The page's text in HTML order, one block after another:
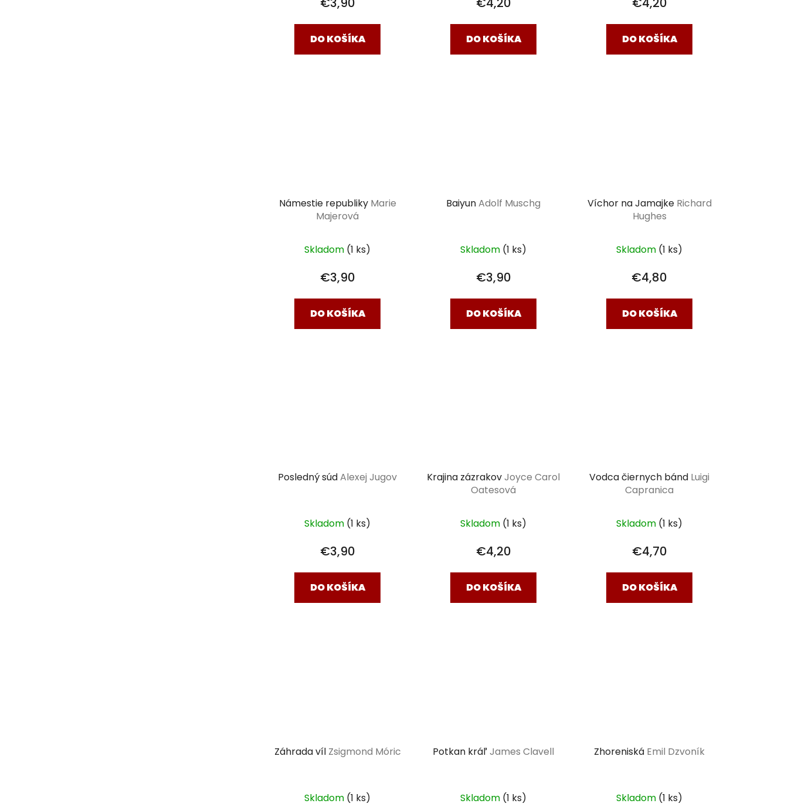
DO KOŠÍKA DO KOŠÍKA DO KOŠÍKA
Námestie republiky Marie
Majerová
Skladom (1 ks)
€3,90
DO KOŠÍKA
BaiyunAdolf Muschg
Skladom (1 ks)
€3,90
DO KOŠÍKA
Víchor na Jamajke Richard
Hughes
Skladom (1 ks)
€4,80
DO KOŠÍKA
Posledný súdAlexej Jugov
Skladom (1 ks)
€3,90
DO KOŠÍKA
Krajina zázrakovJoyce Carol
Oatesová
Skladom (1 ks)
€4,20
DO KOŠÍKA
Vodca čiernych bánd Luigi
Capranica
Skladom (1 ks)
€4,70
DO KOŠÍKA
Záhrada víl Zsigmond Móric
Skladom (1 ks)
Potkan kráľJames Clavell
Skladom (1 ks)
Zhoreniská Emil Dzvoník
Skladom (1 ks)